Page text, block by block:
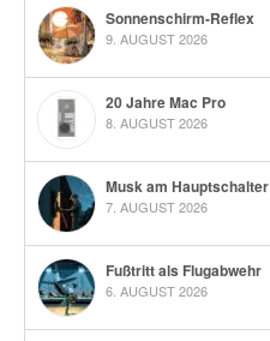
Sonnenschirm-Reflex
9. AUGUST 2026
20 Jahre Mac Pro
8. AUGUST 2026
Musk am Hauptschalter
7. AUGUST 2026
Fußtritt als Flugabwehr
6. AUGUST 2026